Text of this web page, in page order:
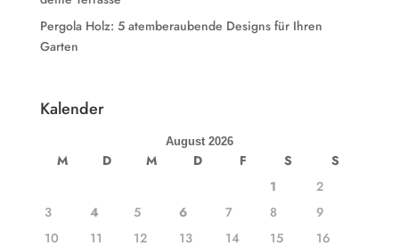
Pergola Holz: 5 atemberaubende Designs für Ihren
Garten
Kalender
August 2026
M D M D F S
S
1
2
3
4 5 6 7 8
9
10
11 12 13 14 15
16